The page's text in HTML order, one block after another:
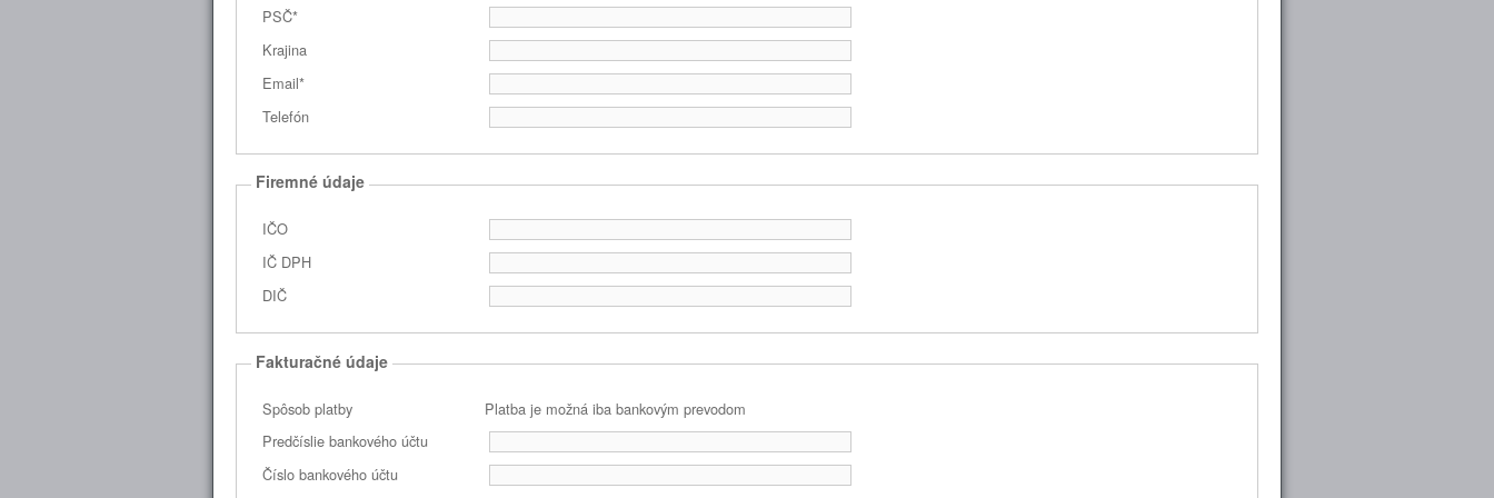
PSČ*
Krajina
Email*
Telefón
Firemné údaje
IČO
IČ DPH
DIČ
Fakturačné údaje
Spôsob platby
Platba je možná iba bankovým prevodom
Predčíslie bankového účtu
Číslo bankového účtu